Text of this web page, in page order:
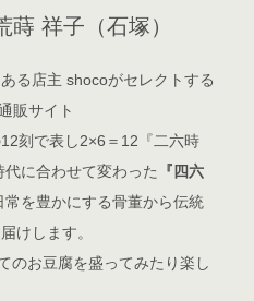
蒔 祥子（石塚）
る店主 shocoがセレクトする
販サイト
刻で表し2×6＝12『二六時
に合わせて変わった
『四六
を豊かにする骨董から伝統
けします。
のお豆腐を盛ってみたり楽し